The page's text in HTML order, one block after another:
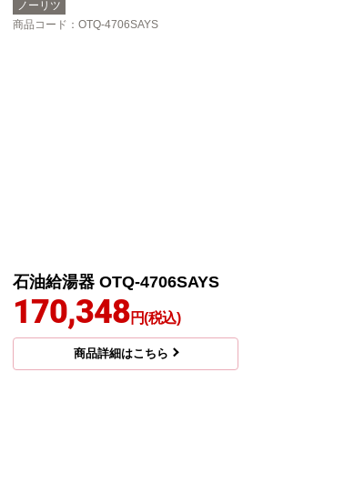
ノーリツ
商品コード ：OTQ-4706SAYS
石油給湯器 OTQ-4706SAYS
170,348円(税込)
商品詳細はこちら